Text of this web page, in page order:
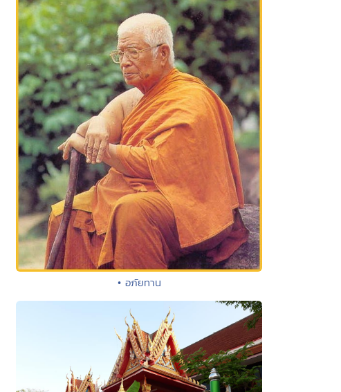
• อภัยทาน